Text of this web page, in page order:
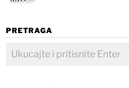
PRETRAGA